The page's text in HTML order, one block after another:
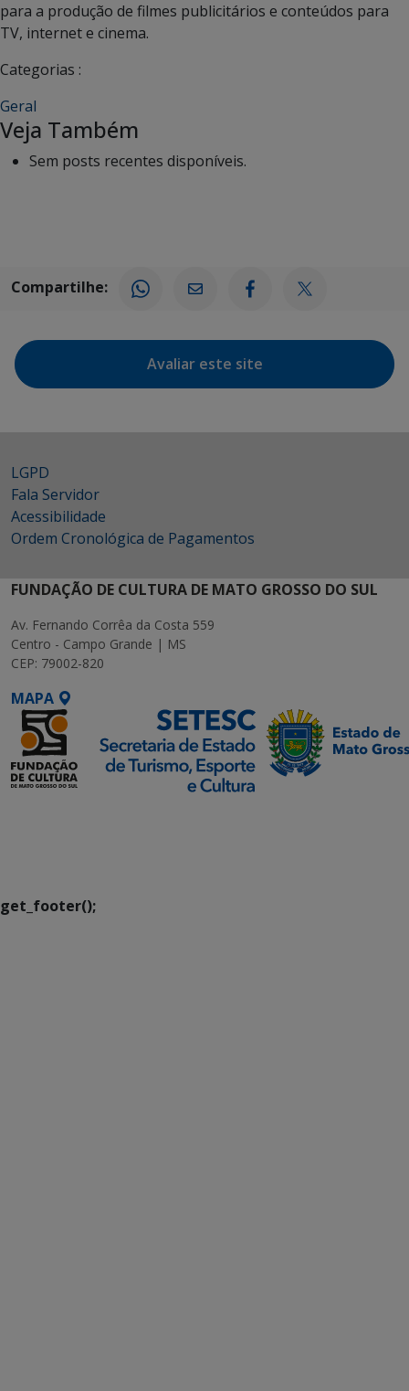
para a produção de filmes publicitários e conteúdos para
TV, internet e cinema.
Categorias :
Geral
Veja Também
Sem posts recentes disponíveis.
Compartilhe:
Avaliar este site
LGPD
Fala Servidor
Acessibilidade
Ordem Cronológica de Pagamentos
FUNDAÇÃO DE CULTURA DE MATO GROSSO DO SUL
Av. Fernando Corrêa da Costa 559
Centro - Campo Grande | MS
CEP: 79002-820
MAPA
get_footer();